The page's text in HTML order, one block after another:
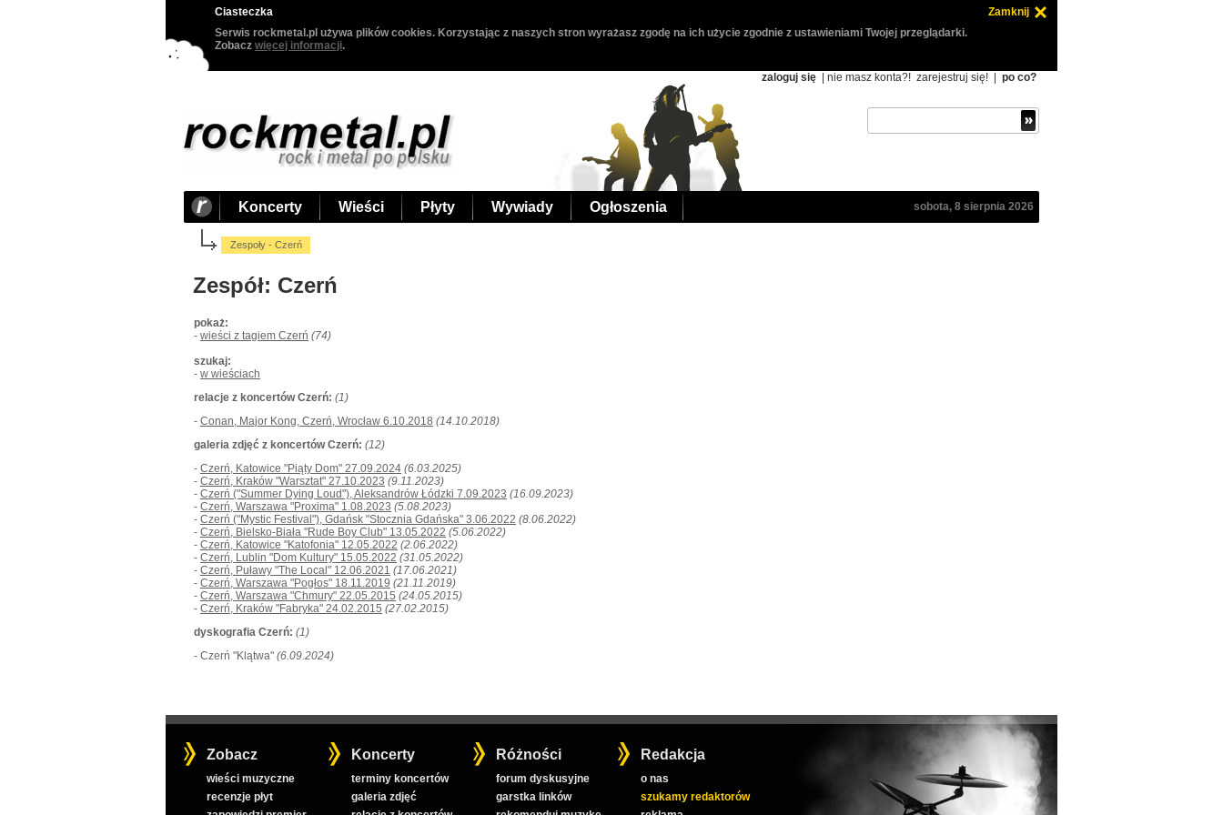
Ciasteczka
Zamknij
Serwis rockmetal.pl używa plików cookies. Korzystając z naszych stron wyrażasz zgodę na ich użycie zgodnie z ustawieniami Twojej przeglądarki.
Zobacz więcej informacji.
zaloguj się | nie masz konta?! zarejestruj się! po co?
Koncerty Wieści Płyty Wywiady Ogłoszenia sobota, 8 sierpnia 2026
Zespoły - Czerń
Zespół: Czerń
pokaż:
- wieści z tagiem Czerń (74)
szukaj:
- w wieściach
relacje z koncertów Czerń: (1)
- Conan, Major Kong, Czerń, Wrocław 6.10.2018 (14.10.2018)
galeria zdjęć z koncertów Czerń: (12)
- Czerń, Katowice "Piąty Dom" 27.09.2024 (6.03.2025)
- Czerń, Kraków "Warsztat" 27.10.2023 (9.11.2023)
- Czerń ("Summer Dying Loud"), Aleksandrów Łódzki 7.09.2023 (16.09.2023)
- Czerń, Warszawa "Proxima" 1.08.2023 (5.08.2023)
- Czerń ("Mystic Festival"), Gdańsk "Stocznia Gdańska" 3.06.2022 (8.06.2022)
- Czerń, Bielsko-Biała "Rude Boy Club" 13.05.2022 (5.06.2022)
- Czerń, Katowice "Katofonia" 12.05.2022 (2.06.2022)
- Czerń, Lublin "Dom Kultury" 15.05.2022 (31.05.2022)
- Czerń, Puławy "The Local" 12.06.2021 (17.06.2021)
- Czerń, Warszawa "Pogłos" 18.11.2019 (21.11.2019)
- Czerń, Warszawa "Chmury" 22.05.2015 (24.05.2015)
- Czerń, Kraków "Fabryka" 24.02.2015 (27.02.2015)
dyskografia Czerń: (1)
- Czerń "Klątwa" (6.09.2024)
Zobacz
wieści muzyczne
recenzje płyt
Koncerty
terminy koncertów
galeria zdjęć
Różności
forum dyskusyjne
garstka linków
Redakcja
o nas
szukamy redaktorów